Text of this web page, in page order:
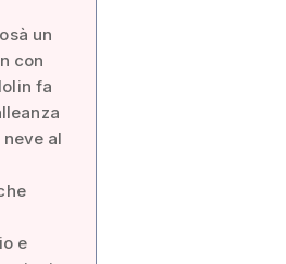
un
con
fa
al
e